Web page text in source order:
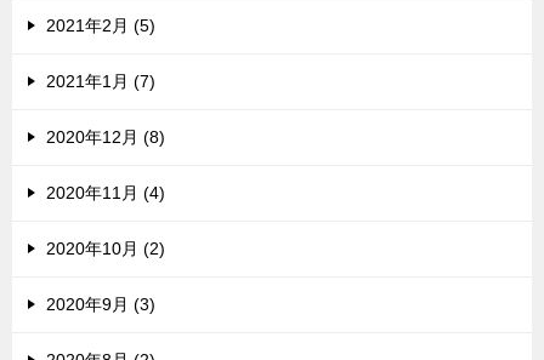
2021年2月 (5)
2021年1月 (7)
2020年12月 (8)
2020年11月 (4)
2020年10月 (2)
2020年9月 (3)